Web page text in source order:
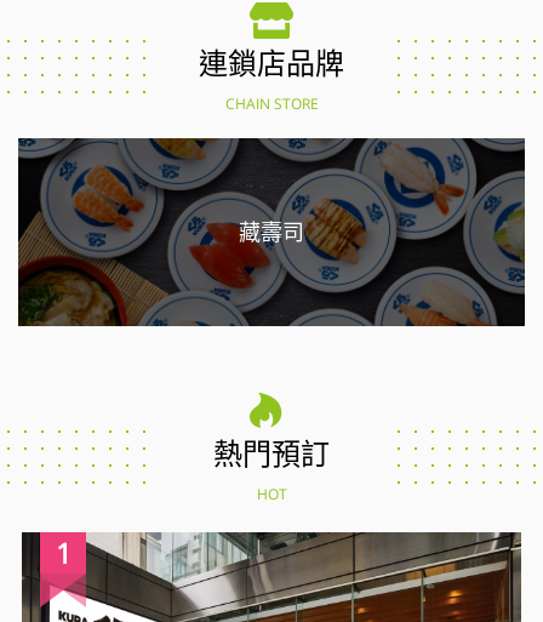
連鎖店品牌
CHAIN STORE
藏壽司
熱門預訂
HOT
1